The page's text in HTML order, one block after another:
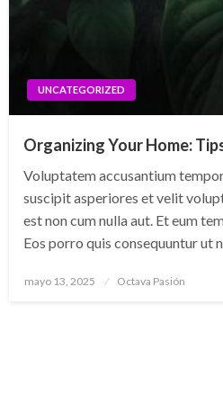
UNCATEGORIZED
Organizing Your Home:
Voluptatem accusantium
suscipit asperiores et velit
est non cum nulla aut. Et eum
Eos porro quis consequuntur ut
Publicado
mayo 13, 2025 Octava Pasión